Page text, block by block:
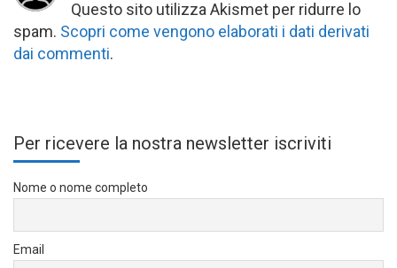
Questo sito utilizza Akismet per ridurre lo
spam. Scopri come vengono elaborati i dati derivati
dai commenti.
Per ricevere la nostra newsletter iscriviti
Nome o nome completo
Email